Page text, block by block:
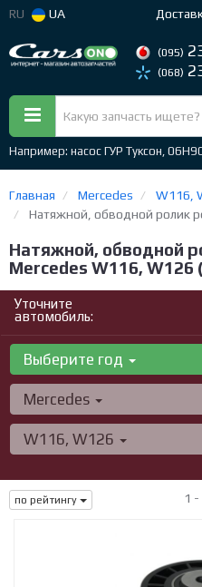
RU UA
(095)
(068)
Например: насос ГУР Туксон,
Главная Mercedes
W116,
Натяжной, обводной ролик
Натяжной, обводной
Mercedes W116, W126
Уточните
автомобиль:
Выберите год
Mercedes
W116, W126
по рейтингу 1 -